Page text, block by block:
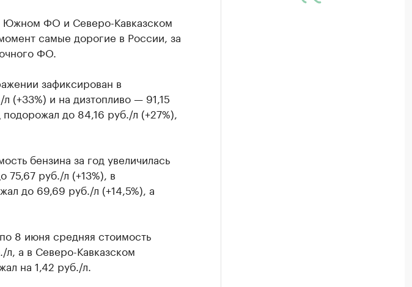
Южном ФО и Северо-Кавказском
самые дорогие в России, за
ФО.
зафиксирован в
(+33%) и на дизтопливо — 91,15
до 84,16 руб./л (+27%),
бензина за год увеличилась
75,67 руб./л (+13%), в
до 69,69 руб./л (+14,5%), а
8 июня средняя стоимость
а в Северо-Кавказском
на 1,42 руб./л.